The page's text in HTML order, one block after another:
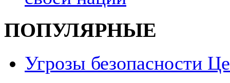
ПОПУЛЯРНЫЕ
Угрозы безопасности